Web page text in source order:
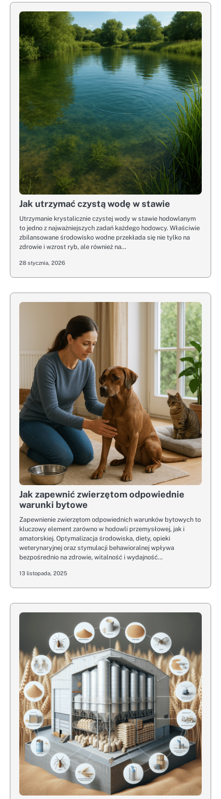
Jak utrzymać czystą wodę w stawie
Utrzymanie krystalicznie czystej wody w stawie hodowlanym
to jedno z najważniejszych zadań każdego hodowcy. Właściwie
zbilansowane środowisko wodne przekłada się nie tylko na
zdrowie i wzrost ryb, ale również na…
28 stycznia, 2026
Jak zapewnić zwierzętom odpowiednie
warunki bytowe
Zapewnienie zwierzętom odpowiednich warunków bytowych to
kluczowy element zarówno w hodowli przemysłowej, jak i
amatorskiej. Optymalizacja środowiska, diety, opieki
weterynaryjnej oraz stymulacji behawioralnej wpływa
bezpośrednio na zdrowie, witalność i wydajność…
13 listopada, 2025